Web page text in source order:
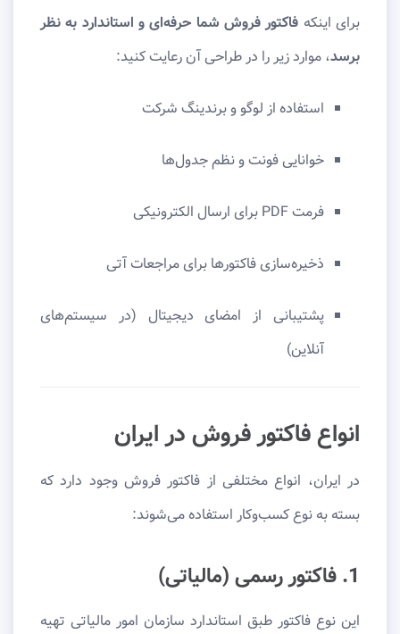
برای اینکه فاکتور فروش شما حرفه‌ای و استاندارد به نظر
برسد، موارد زیر را در طراحی آن رعایت کنید:
استفاده از لوگو و برندینگ شرکت
خوانایی فونت و نظم جدول‌ها
فرمت PDF برای ارسال الکترونیکی
ذخیره‌سازی فاکتورها برای مراجعات آتی
پشتیبانی از امضای دیجیتال (در سیستم‌های
آنلاین)
انواع فاکتور فروش در ایران
در ایران، انواع مختلفی از فاکتور فروش وجود دارد که
بسته به نوع کسب‌وکار استفاده می‌شوند:
1. فاکتور رسمی (مالیاتی)
این نوع فاکتور طبق استاندارد سازمان امور مالیاتی تهیه